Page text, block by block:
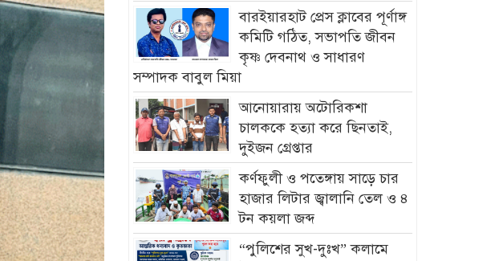
বারইয়ারহাট প্রেস ক্লাবের পূর্ণাঙ্গ
কমিটি গঠিত, সভাপতি জীবন
কৃষ্ণ দেবনাথ ও সাধারণ
সম্পাদক বাবুল মিয়া
আনোয়ারায় অটোরিকশা
চালককে হত্যা করে ছিনতাই,
দুইজন গ্রেপ্তার
কর্ণফুলী ও পতেঙ্গায় সাড়ে চার
হাজার লিটার জ্বালানি তেল ও ৪
টন কয়লা জব্দ
“পুলিশের সুখ-দুঃখ” কলামে